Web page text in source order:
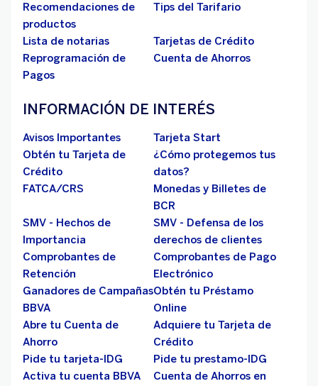
Recomendaciones de
productos
Tips del Tarifario
Lista de notarias
Tarjetas de Crédito
Reprogramación de
Pagos
Cuenta de Ahorros
INFORMACIÓN DE INTERÉS
Avisos Importantes
Tarjeta Start
Obtén tu Tarjeta de
Crédito
¿Cómo protegemos tus
datos?
FATCA/CRS
Monedas y Billetes de
BCR
SMV - Hechos de
Importancia
SMV - Defensa de los
derechos de clientes
Comprobantes de
Retención
Comprobantes de Pago
Electrónico
Ganadores de Campañas
BBVA
Obtén tu Préstamo
Online
Abre tu Cuenta de
Ahorro
Adquiere tu Tarjeta de
Crédito
Pide tu tarjeta-IDG
Pide tu prestamo-IDG
Activa tu cuenta BBVA
Cuenta de Ahorros en